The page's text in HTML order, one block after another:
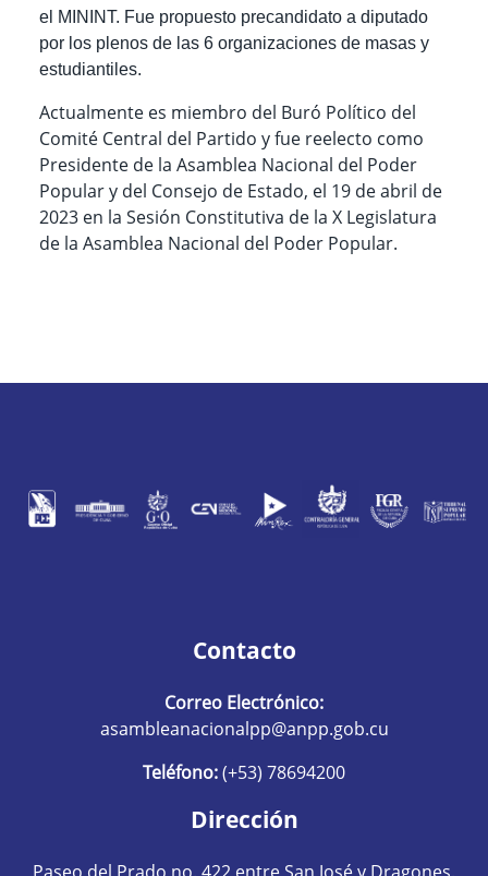
el MININT. Fue propuesto precandidato a diputado
por los plenos de las 6 organizaciones de masas y
estudiantiles.
Actualmente es miembro del Buró Político del
Comité Central del Partido y fue reelecto como
Presidente de la Asamblea Nacional del Poder
Popular y del Consejo de Estado, el 19 de abril de
2023 en la Sesión Constitutiva de la X Legislatura
de la Asamblea Nacional del Poder Popular.
Contacto
Correo Electrónico:
asambleanacionalpp@anpp.gob.cu
Teléfono:(+53) 78694200
Dirección